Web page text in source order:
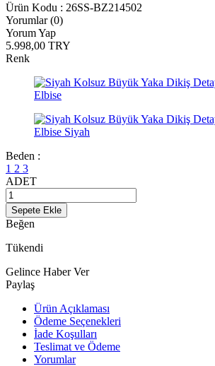
Ürün Kodu : 26SS-BZ214502
Yorumlar (0)
Yorum Yap
5.998,00 TRY
Renk
Beden :
1 2 3
ADET
Sepete Ekle
Beğen
Tükendi
Gelince Haber Ver
Paylaş
Ürün Açıklaması
Ödeme Seçenekleri
İade Koşulları
Teslimat ve Ödeme
Yorumlar